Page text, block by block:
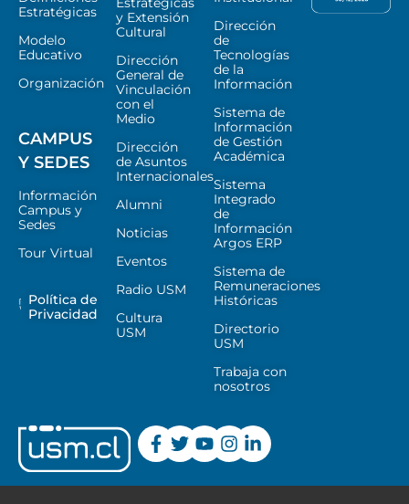
Estratégicas
Modelo
Educativo
Organización
CAMPUS
Y SEDES
Información
Campus y
Sedes
Tour Virtual
Política de
Privacidad
y Extensión
Cultural
Dirección
General de
Vinculación
con el
Medio
Dirección
de Asuntos
Internacionales
Alumni
Noticias
Eventos
Radio USM
Cultura
USM
Dirección
de
Tecnologías
de la
Información
Sistema de
Información
de Gestión
Académica
Sistema
Integrado
de
Información
Argos ERP
Sistema de
Remuneraciones
Históricas
Directorio
USM
Trabaja con
nosotros